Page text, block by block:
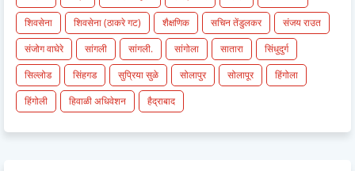
शिवसेना
शिवसेना (ठाकरे गट) शैक्षणिक सचिन तेंडुलकर
संजय राउत
संजोग वाघेरे
सांगली सांगली. सांगोला सातारा
सिंधुदुर्ग
सिल्लोड
सिंहगड सुप्रिया सुळे सोलापुर सोलापूर
हिंगोला
हिंगोली
हिवाळी अधिवेशन हैद्राबाद